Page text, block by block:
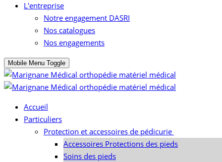
L'entreprise
Notre engagement DASRI
Nos catalogues
Nos engagements
Mobile Menu Toggle
Accueil
Particuliers
Protection et accessoires de pédicurie
Accessoires Protections des pieds
Soins des pieds